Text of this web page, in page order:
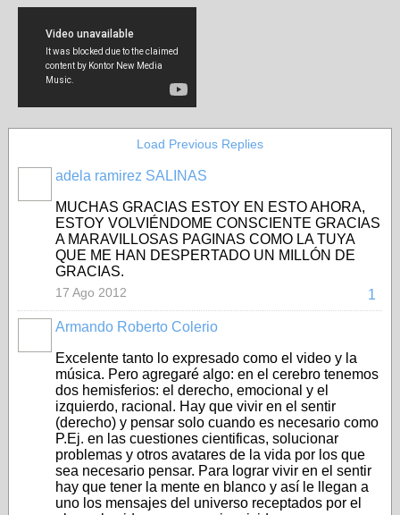
Load Previous Replies
adela ramirez SALINAS
MUCHAS GRACIAS ESTOY EN ESTO AHORA,
ESTOY VOLVIÉNDOME CONSCIENTE GRACIAS
A MARAVILLOSAS PAGINAS COMO LA TUYA
QUE ME HAN DESPERTADO UN MILLÓN DE
GRACIAS.
1
17 Ago 2012
Armando Roberto Colerio
Excelente tanto lo expresado como el video y la
música. Pero agregaré algo: en el cerebro tenemos
dos hemisferios: el derecho, emocional y el
izquierdo, racional. Hay que vivir en el sentir
(derecho) y pensar solo cuando es necesario como
P.Ej. en las cuestiones cientificas, solucionar
problemas y otros avatares de la vida por los que
sea necesario pensar. Para lograr vivir en el sentir
hay que tener la mente en blanco y así le llegan a
uno los mensajes del universo receptados por el